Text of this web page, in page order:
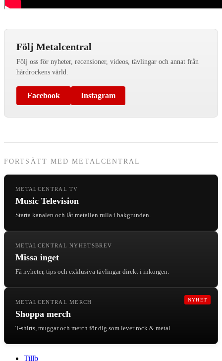
Följ Metalcentral
Följ oss för nyheter, recensioner, videos, tävlingar och annat från
hårdrockens värld.
Facebook Instagram
FORTSÄTT MED METALCENTRAL
METALCENTRAL TV
Music Television
Starta kanalen och låt metallen rulla i bakgrunden.
METALCENTRAL NYHETSBREV
Missa inget
Få nyheter, tips och exklusiva tävlingar direkt i inkorgen.
NYHET
METALCENTRAL MERCH
Shoppa merch
T-shirts, muggar och merch för dig som lever rock & metal.
Tillb